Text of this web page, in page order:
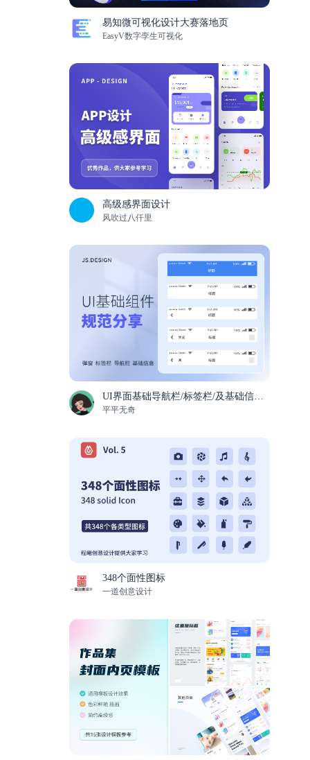
易知微可视化设计大赛落地页
EasyV数字孪生可视化
高级感界面设计
风吹过八仟里
UI界面基础导航栏/标签栏/及基础信息和基础弹窗组件规范分享
平平无奇
348个面性图标
一道创意设计